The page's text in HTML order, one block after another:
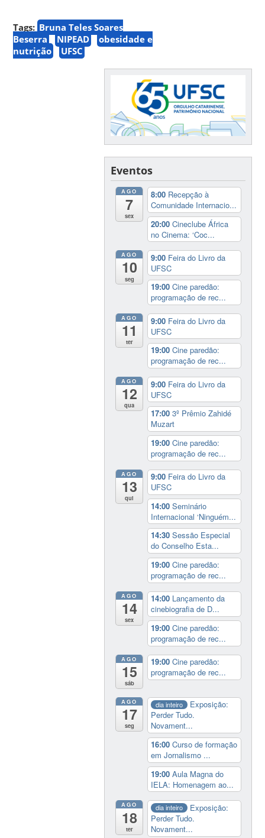
Tags: Bruna Teles Soares
Beserra
NIPEAD
obesidade e
nutrição
UFSC
Eventos
AGO
7
sex
8:00 Recepção à
Comunidade Internacio...
20:00Cineclube África
no Cinema: ‘Coc...
AGO
10
seg
9:00 Feira do Livro da
UFSC
19:00Cine paredão:
programação de rec...
AGO
11
ter
9:00 Feira do Livro da
UFSC
19:00Cine paredão:
programação de rec...
AGO
12
qua
9:00 Feira do Livro da
UFSC
17:003º Prêmio Zahidé
Muzart
19:00Cine paredão:
programação de rec...
AGO
13
qui
9:00 Feira do Livro da
UFSC
14:00Seminário
Internacional ‘Ninguém...
14:30Sessão Especial
do Conselho Esta...
19:00Cine paredão:
programação de rec...
AGO
14
sex
14:00 Lançamento da
cinebiografia de D...
19:00Cine paredão:
programação de rec...
AGO
15
sáb
19:00Cine paredão:
programação de rec...
AGO
17
seg
dia inteiro
Exposição:
Perder Tudo.
Novament...
16:00Curso de formação
em Jornalismo ...
19:00Aula Magna do
IELA: Homenagem ao...
AGO
18
ter
dia inteiro
Exposição:
Perder Tudo.
Novament...